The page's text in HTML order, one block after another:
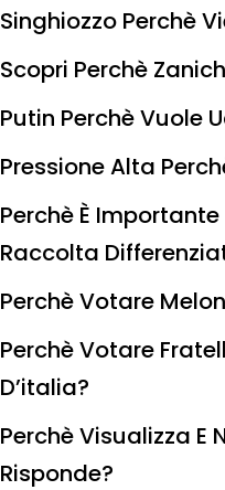
Singhiozzo Perchè
Scopri Perchè
Putin Perchè Vuole
Pressione Alta
Perchè È Importante
Raccolta
Perchè Votare
Perchè Votare
D’italia?
Perchè Visualizza E
Risponde?